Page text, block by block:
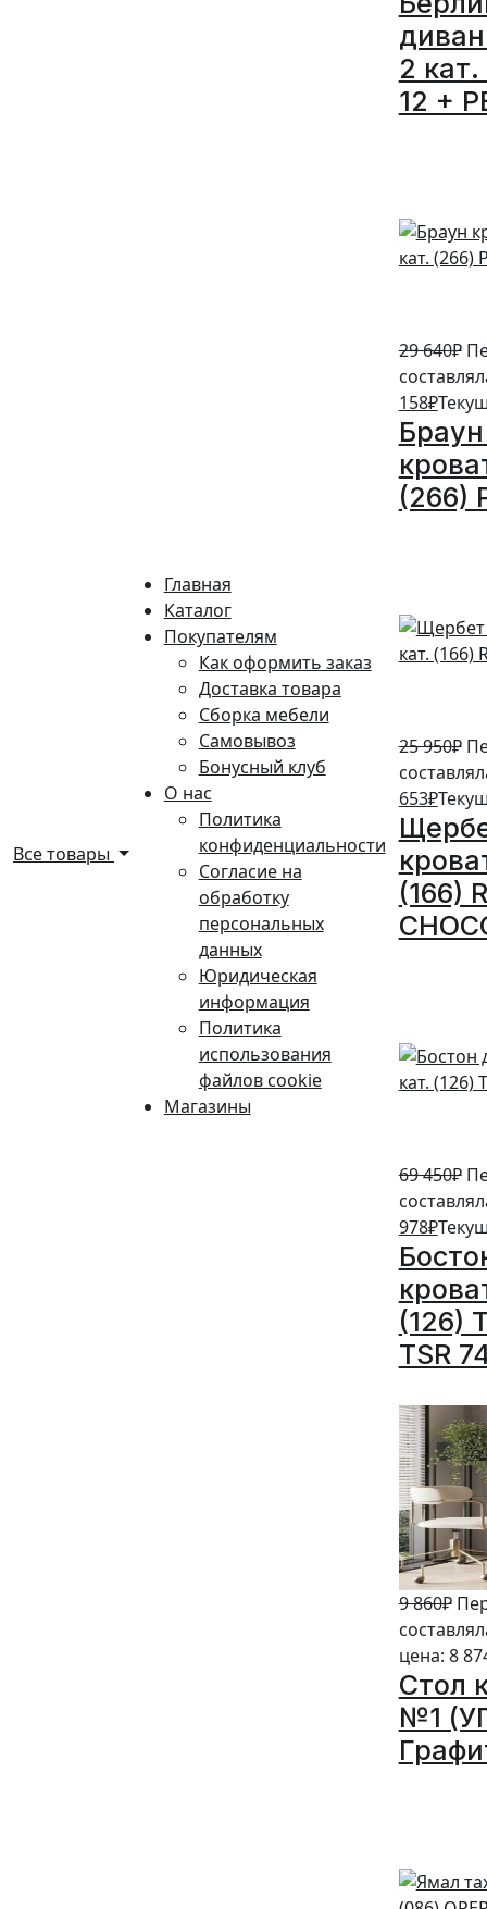
Все товары
Главная
Каталог
Покупателям
Как оформить заказ
Доставка товара
Сборка мебели
Самовывоз
Бонусный клуб
О нас
Политика
конфиденциальности
Согласие на
обработку
персональных
данных
Юридическая
информация
Политика
использования
файлов cookie
Магазины
2
12 +
29 640₽
158₽
(266)
25 950₽
653₽
(166)
69 450₽
978₽
(126)
TSR
9 860₽
цена: 8
Стол
№1